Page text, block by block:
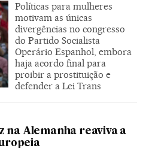
Políticas para mulheres
motivam as únicas
divergências no congresso
do Partido Socialista
Operário Espanhol, embora
haja acordo final para
proibir a prostituição e
defender a Lei Trans
na Alemanha reaviva a